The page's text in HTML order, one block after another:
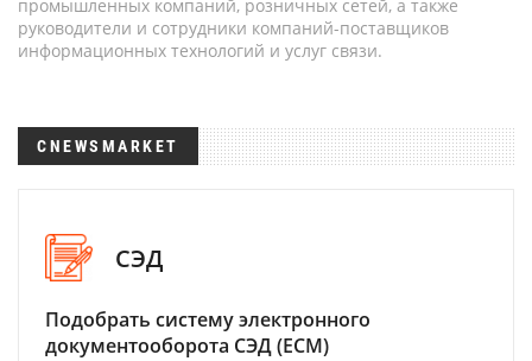
промышленных компаний, розничных сетей, а также
руководители и сотрудники компаний-поставщиков
информационных технологий и услуг связи.
CNEWSMARKET
СЭД
Подобрать систему электронного
документооборота СЭД (ECM)